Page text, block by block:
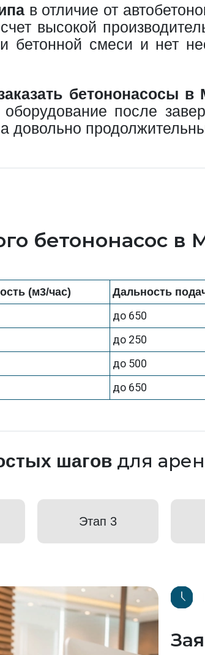
в отличие от
высокой
бетонной смеси и нет
бетононасосы в
после
довольно
бетононасос в
(м3/час) Дальность
до 650
до 250
до 500
до 650
шаговдля
Этап 3